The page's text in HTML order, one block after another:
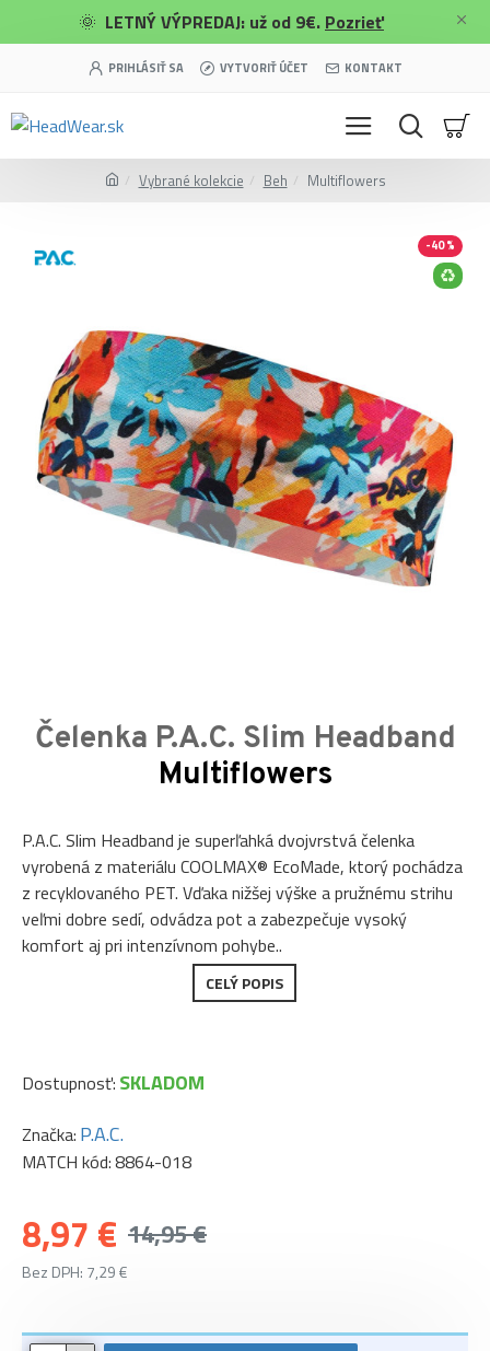
🌞 LETNÝ VÝPREDAJ: už od 9€. Pozrieť
PRIHLÁSIŤ SA VYTVORIŤ ÚČET KONTAKT
Vybrané kolekcie Beh Multiflowers
-40 %
Čelenka P.A.C. Slim Headband
Multiflowers
P.A.C. Slim Headband je superľahká dvojvrstvá čelenka
vyrobená z materiálu COOLMAX® EcoMade, ktorý pochádza
z recyklovaného PET. Vďaka nižšej výške a pružnému strihu
veľmi dobre sedí, odvádza pot a zabezpečuje vysoký
komfort aj pri intenzívnom pohybe..
CELÝ POPIS
8,97 € 14,95 €
Bez DPH: 7,29 €
Dostupnosť: SKLADOM
Značka: P.A.C.
MATCH kód:8864-018